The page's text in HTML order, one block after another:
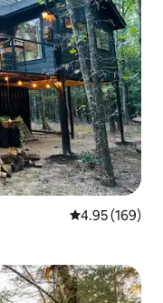
Penarafan
4.95 (169)